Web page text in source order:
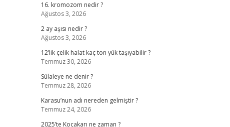
16. kromozom nedir ?
Ağustos 3, 2026
2 ay aşısı nedir ?
Ağustos 3, 2026
12’lik çelik halat kaç ton yük taşıyabilir ?
Temmuz 30, 2026
Sülaleye ne denir ?
Temmuz 28, 2026
Karasu’nun adı nereden gelmiştir ?
Temmuz 24, 2026
2025’te Kocakarı ne zaman ?